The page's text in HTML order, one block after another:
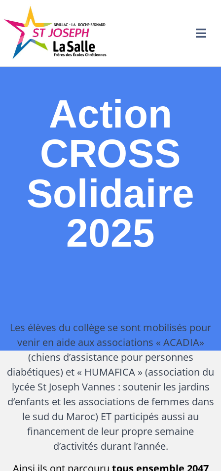
Action
CROSS
Solidaire
2025
Les élèves du collège se sont mobilisés pour
venir en aide aux associations « ACADIA»
(chiens d’assistance pour personnes
diabétiques) et « HUMAFICA » (association du
lycée St Joseph Vannes : soutenir les jardins
d’enfants et les associations de femmes dans
le sud du Maroc) ET participés aussi au
financement de leur propre semaine
d’activités durant l’année.
Ainsi ils ont parcouru tous ensemble 2047